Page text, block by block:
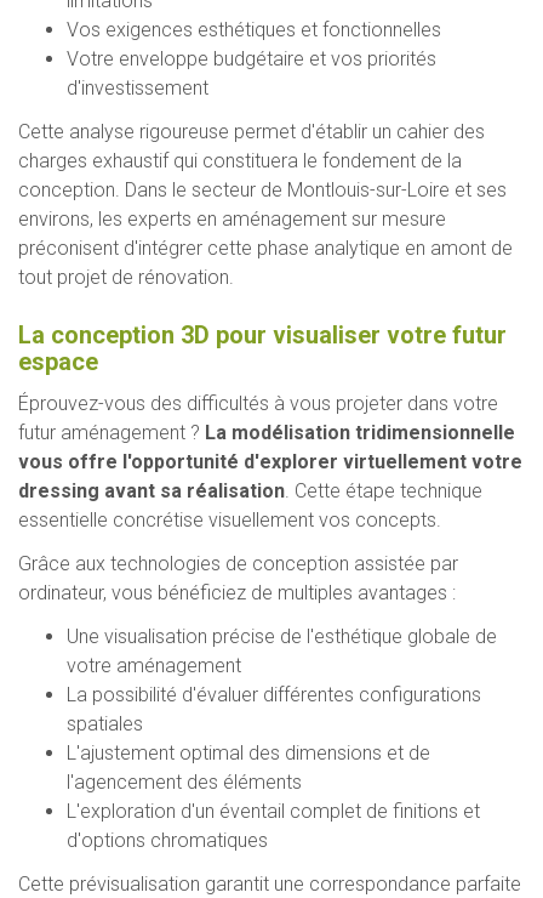
Vos exigences esthétiques et fonctionnelles
Votre enveloppe budgétaire et vos priorités
d'investissement
Cette analyse rigoureuse permet d'établir un cahier des
charges exhaustif qui constituera le fondement de la
conception. Dans le secteur de Montlouis-sur-Loire et ses
environs, les experts en aménagement sur mesure
préconisent d'intégrer cette phase analytique en amont de
tout projet de rénovation.
La conception 3D pour visualiser votre futur
espace
Éprouvez-vous des difficultés à vous projeter dans votre
futur aménagement ? La modélisation tridimensionnelle
vous offre l'opportunité d'explorer virtuellement votre
dressing avant sa réalisation. Cette étape technique
essentielle concrétise visuellement vos concepts.
Grâce aux technologies de conception assistée par
ordinateur, vous bénéficiez de multiples avantages :
Une visualisation précise de l'esthétique globale de
votre aménagement
La possibilité d'évaluer différentes configurations
spatiales
L'ajustement optimal des dimensions et de
l'agencement des éléments
L'exploration d'un éventail complet de finitions et
d'options chromatiques
Cette prévisualisation garantit une correspondance parfaite